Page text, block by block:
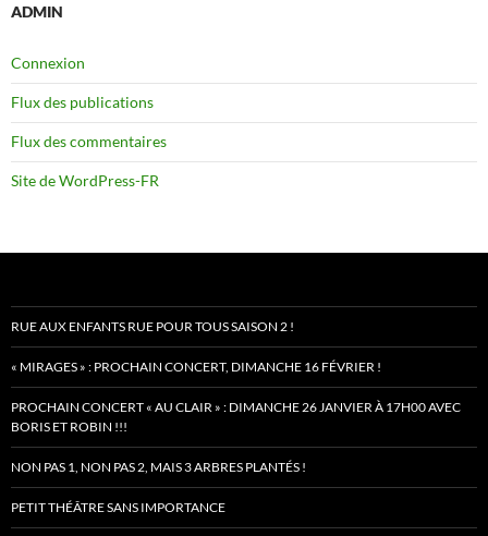
ADMIN
Connexion
Flux des publications
Flux des commentaires
Site de WordPress-FR
RUE AUX ENFANTS RUE POUR TOUS SAISON 2 !
« MIRAGES » : PROCHAIN CONCERT, DIMANCHE 16 FÉVRIER !
PROCHAIN CONCERT « AU CLAIR » : DIMANCHE 26 JANVIER À 17H00 AVEC
BORIS ET ROBIN !!!
NON PAS 1, NON PAS 2, MAIS 3 ARBRES PLANTÉS !
PETIT THÉÂTRE SANS IMPORTANCE